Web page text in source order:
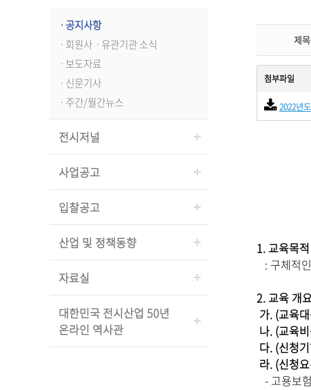
ㆍ공지사항
ㆍ회원사ㆍ유관기관 소식
ㆍ보도자료
ㆍ신문기사
ㆍ주간/월간뉴스
전시저널
사업공고
입찰공고
산업 및 정책동향
자료실
대한민국 전시산업 50년
온라인 역사관
제목
첨부파일
2022년
1. 교육목적
: 구체적
2. 교육 개
가. (교육
나. (교육
다. (신청
라. (신청
- 고용보